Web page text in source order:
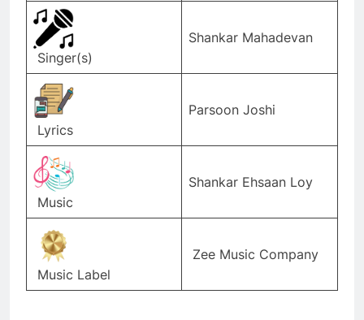
Singer(s)
Shankar Mahadevan
Lyrics
Parsoon Joshi
Music
Shankar Ehsaan Loy
Music Label
Zee Music Company